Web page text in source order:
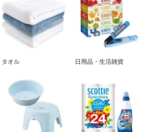
タオル 日用品・生活雑貨